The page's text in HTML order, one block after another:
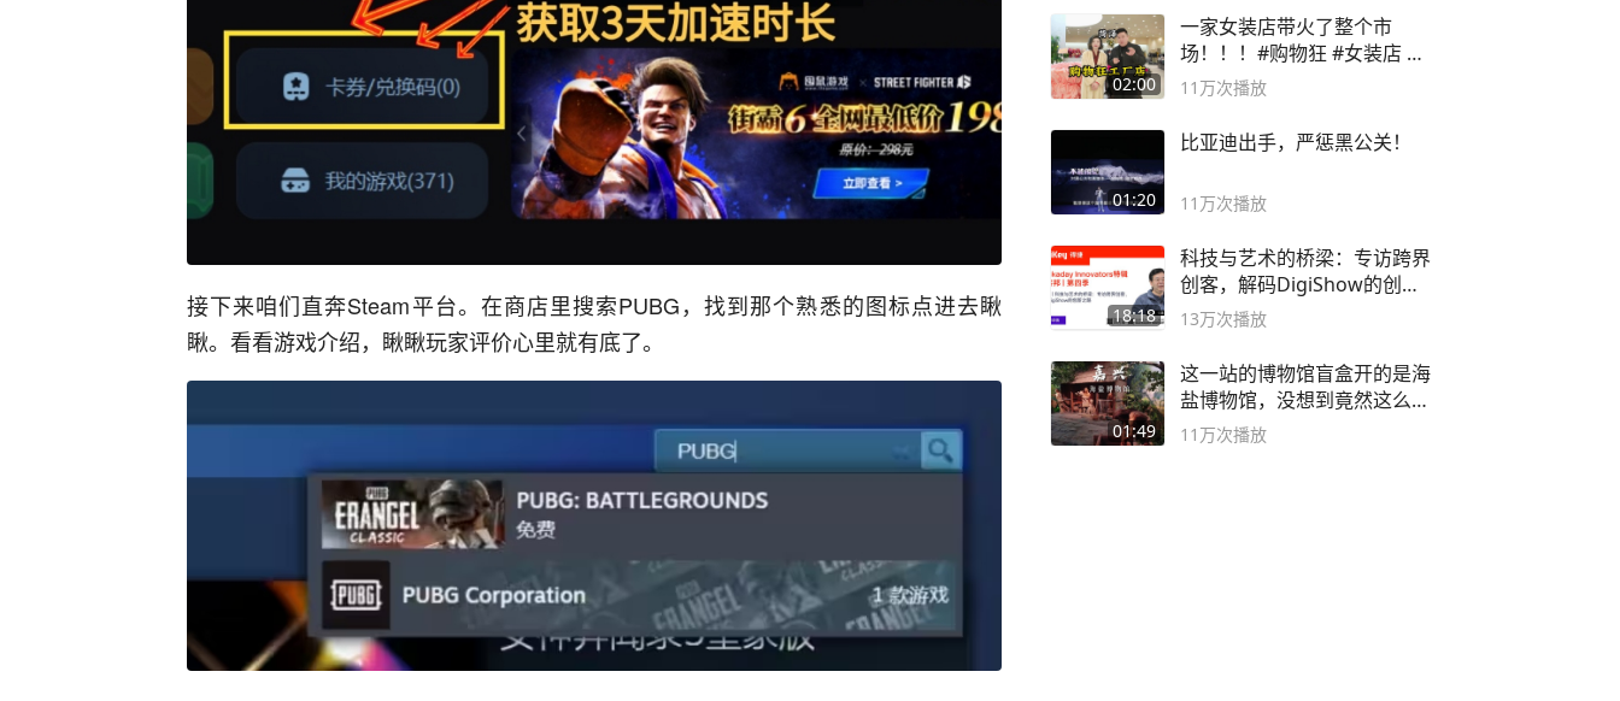
接下来咱们直奔Steam平台。在商店里搜索PUBG，找到那个熟悉的图标点进去瞅
瞅。看看游戏介绍，瞅瞅玩家评价心里就有底了。
02:00
一家女装店带火了整个市
场！！！#购物狂 #女装店 #
高品质女装
11万次播放
01:20
比亚迪出手，严惩黑公关！
11万次播放
18:18
科技与艺术的桥梁：专访跨界
创客，解码DigiShow的创新
之路
13万次播放
01:49
这一站的博物馆盲盒开的是海
盐博物馆，没想到竟然这么好
逛！
11万次播放